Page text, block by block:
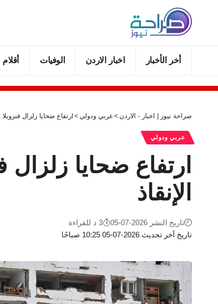
أخر الأخبار اخبار الاردن الوفيات أقلام
صراحة نيوز | اخبار - الاردن > عربي ودولي > ارتفاع ضحايا زلزال فنزويلا إلى نحو 3 آلاف قتيل
عربي ودولي
الإنقاذ
تاريخ آخر تحديث 2026-07-05 10:25 صباحًا
تاريخ النشر 2026-07-05 3 د للقراءة